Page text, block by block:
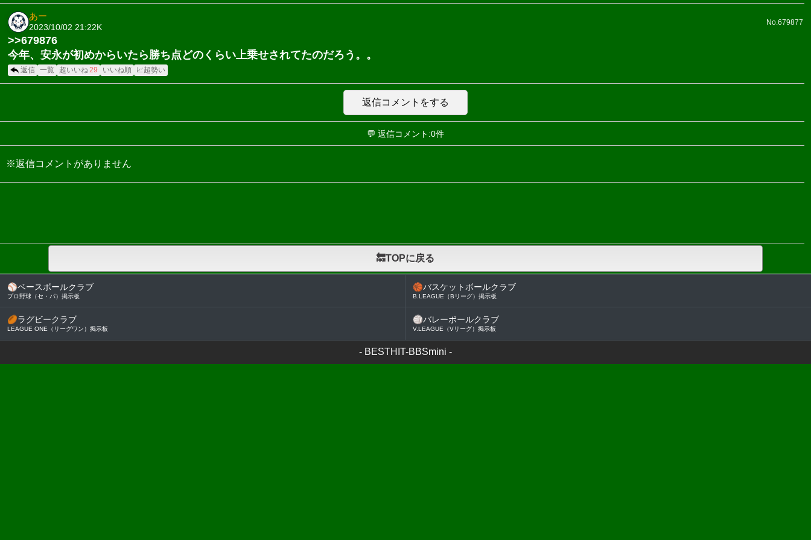
あー
2023/10/02 21:22 K
No.679877
>>679876
今年、安永が初めからいたら勝ち点どのくらい上乗せされてたのだろう。。
返信 一覧 超いいね 29 いいね順 📈超勢い
返信コメントをする
💬 返信コメント:0件
※返信コメントがありません
🔙TOPに戻る
⚾ベースボールクラブ
プロ野球（セ・パ）掲示板
🏀バスケットボールクラブ
B.LEAGUE（Bリーグ）掲示板
🏉ラグビークラブ
LEAGUE ONE（リーグワン）掲示板
🏐バレーボールクラブ
V.LEAGUE（Vリーグ）掲示板
- BESTHIT-BBSmini -